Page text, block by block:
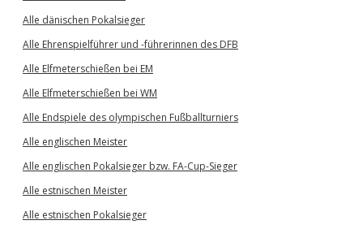
Alle dänischen Pokalsieger
Alle Ehrenspielführer und -führerinnen des DFB
Alle Elfmeterschießen bei EM
Alle Elfmeterschießen bei WM
Alle Endspiele des olympischen Fußballturniers
Alle englischen Meister
Alle englischen Pokalsieger bzw. FA-Cup-Sieger
Alle estnischen Meister
Alle estnischen Pokalsieger